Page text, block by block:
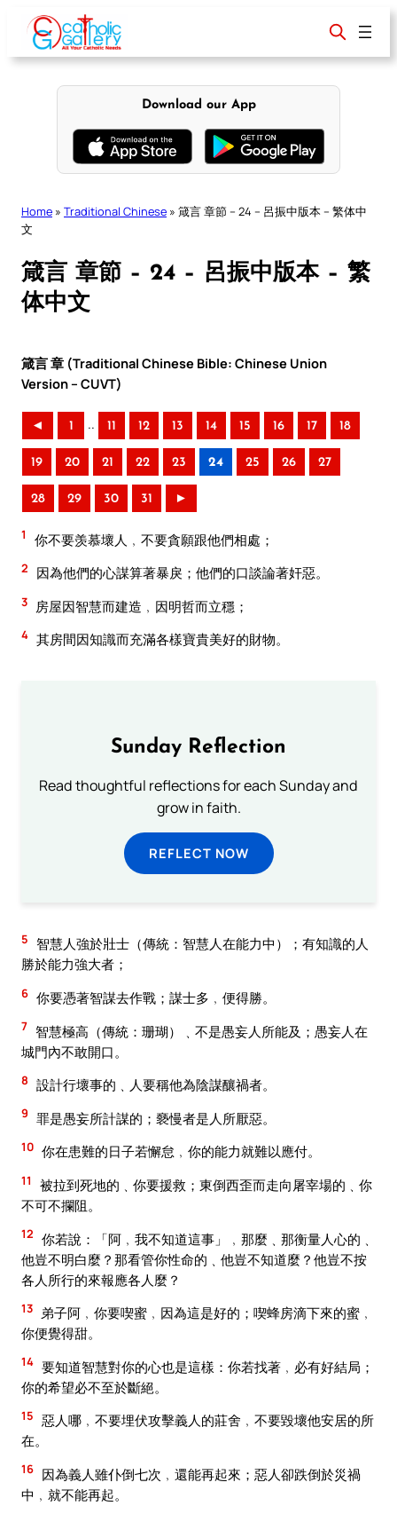
content
Download our App
Home » Traditional Chinese » 箴言 章節 – 24 – 呂振中版本 – 繁体中
文
箴言 章節 – 24 – 呂振中版本 – 繁
体中文
箴言 章 (Traditional Chinese Bible: Chinese Union
Version – CUVT)
◄ 1 .. 11 12 13 14 15 16 17 18
19 20 21 22 23 24 25 26 27
28 29 30 31 ►
1 你不要羡慕壞人﹐不要貪願跟他們相處；
2 因為他們的心謀算著暴戾；他們的口談論著奸惡。
3 房屋因智慧而建造﹐因明哲而立穩；
4 其房間因知識而充滿各樣寶貴美好的財物。
Sunday Reflection
Read thoughtful reflections for each Sunday and
grow in faith.
REFLECT NOW
5
智慧人強於壯士（傳統：智慧人在能力中）；有知識的人
勝於能力強大者；
6 你要憑著智謀去作戰；謀士多﹐便得勝。
7 智慧極高（傳統：珊瑚）﹑不是愚妄人所能及；愚妄人在
城門內不敢開口。
8 設計行壞事的﹑人要稱他為陰謀釀禍者。
9 罪是愚妄所計謀的；褻慢者是人所厭惡。
10 你在患難的日子若懈怠﹐你的能力就難以應付。
11
被拉到死地的﹑你要援救；東倒西歪而走向屠宰場的﹑你
不可不攔阻。
12 你若說：「阿﹐我不知道這事」﹐那麼﹑那衡量人心的﹑
他豈不明白麼？那看管你性命的﹑他豈不知道麼？他豈不按
各人所行的來報應各人麼？
13 弟子阿﹐你要喫蜜﹐因為這是好的；喫蜂房滴下來的蜜﹐
你便覺得甜。
14 要知道智慧對你的心也是這樣：你若找著﹐必有好結局；
你的希望必不至於斷絕。
15 惡人哪﹐不要埋伏攻擊義人的莊舍﹐不要毀壞他安居的所
在。
16 因為義人雖仆倒七次﹐還能再起來；惡人卻跌倒於災禍
中﹐就不能再起。